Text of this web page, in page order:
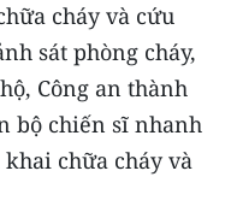
cháy và cứu
sát phòng cháy,
Công an thành
bộ chiến sĩ nhanh
chữa cháy và